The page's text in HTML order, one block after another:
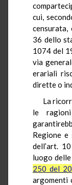
cui,
censurata,
36 dello
1074 del
via
erariali
dirette o
La
le
Regione e
dell’art.
luogo
250 del
argomenti